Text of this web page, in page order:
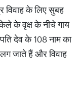
विवाह के लिए सुबह
के वृक्ष के नीचे गाय
देव के 108 नाम का
जाते हैं और विवाह